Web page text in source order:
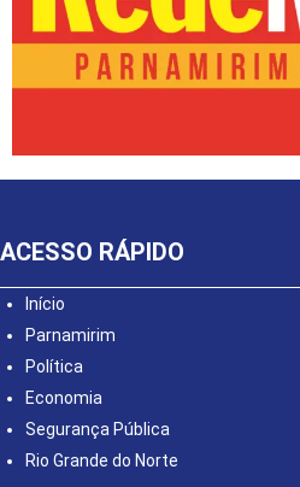
ACESSO RÁPIDO
Início
Parnamirim
Política
Economia
Segurança Pública
Rio Grande do Norte